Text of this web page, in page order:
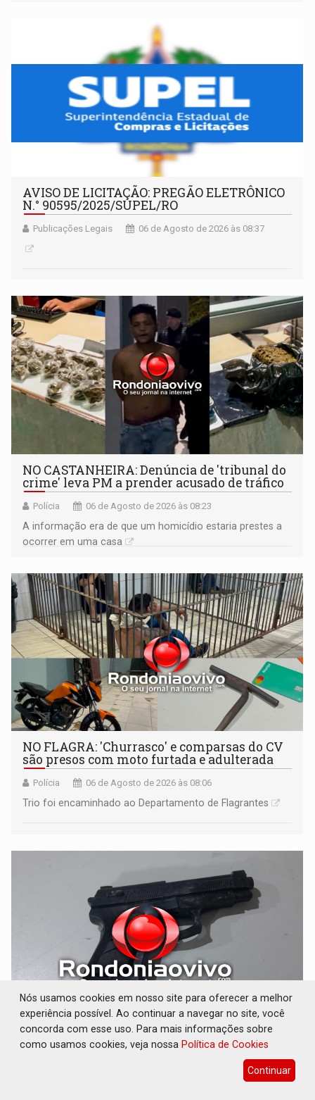
AVISO DE LICITAÇÃO: PREGÃO ELETRÔNICO
N.° 90595/2025/SUPEL/RO
Publicações Legais 06 de Agosto de 2026 às 08:37
NO CASTANHEIRA: ​Denúncia de 'tribunal do
crime' leva PM a prender acusado de tráfico
Polícia 06 de Agosto de 2026 às 08:23
A informação era de que um homicídio estaria prestes a
ocorrer em uma casa
NO FLAGRA: 'Churrasco' e comparsas do CV
são presos com moto furtada e adulterada
Polícia 06 de Agosto de 2026 às 08:06
Trio foi encaminhado ao Departamento de Flagrantes
URGENTE: Homem é baleado após apontar
arma para equipe da PM
Nós usamos cookies em nosso site para oferecer a melhor
experiência possível. Ao continuar a navegar no site, você
concorda com esse uso. Para mais informações sobre
como usamos cookies, veja nossa Política de Cookies
Continuar